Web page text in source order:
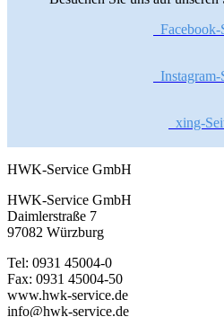
Facebook-
Instagram-
xing-
HWK-Service GmbH
HWK-Service GmbH
Daimlerstraße 7
97082 Würzburg
Tel: 0931 45004-0
Fax: 0931 45004-50
www.hwk-service.de
info@hwk-service.de